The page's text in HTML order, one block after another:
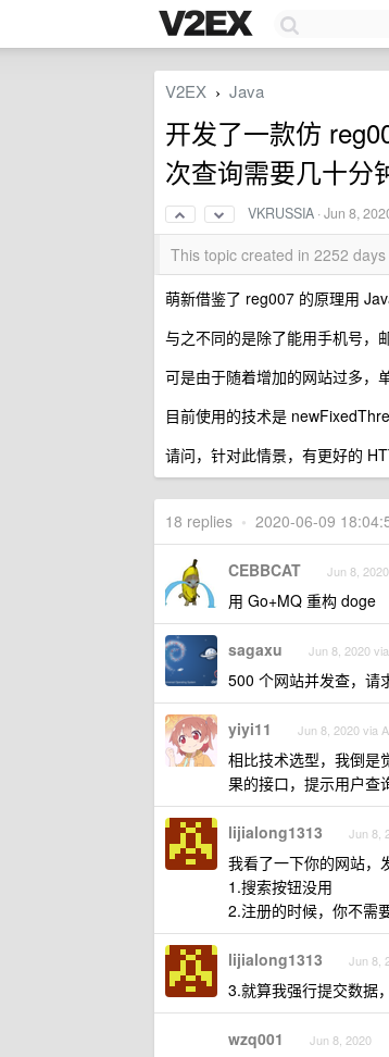
V2EX › Java
开发了一款仿
次查询需要几十分
VKRUSSIA ·Jun 8,
This topic created in 2252
萌新借鉴了 reg007 的原理用
与之不同的是除了能用手机号，
可是由于随着增加的网站过多，
目前使用的技术是
请问，针对此情景，有更好的
18 replies • 2020-06-09
CEBBCAT Jun 8,
用 Go+MQ 重构 doge
sagaxu Jun 8, 2020
500 个网站并发查，请
yiyi11 Jun 8, 2020 via
相比技术选型，我倒是
果的接口，提示用户查
lijialong1313 Jun 8,
我看了一下你的网站，
1.搜索按钮没用
2.注册的时候，你不需
lijialong1313 Jun 8,
3.就算我强行提交数
wzq001 Jun 8, 2020